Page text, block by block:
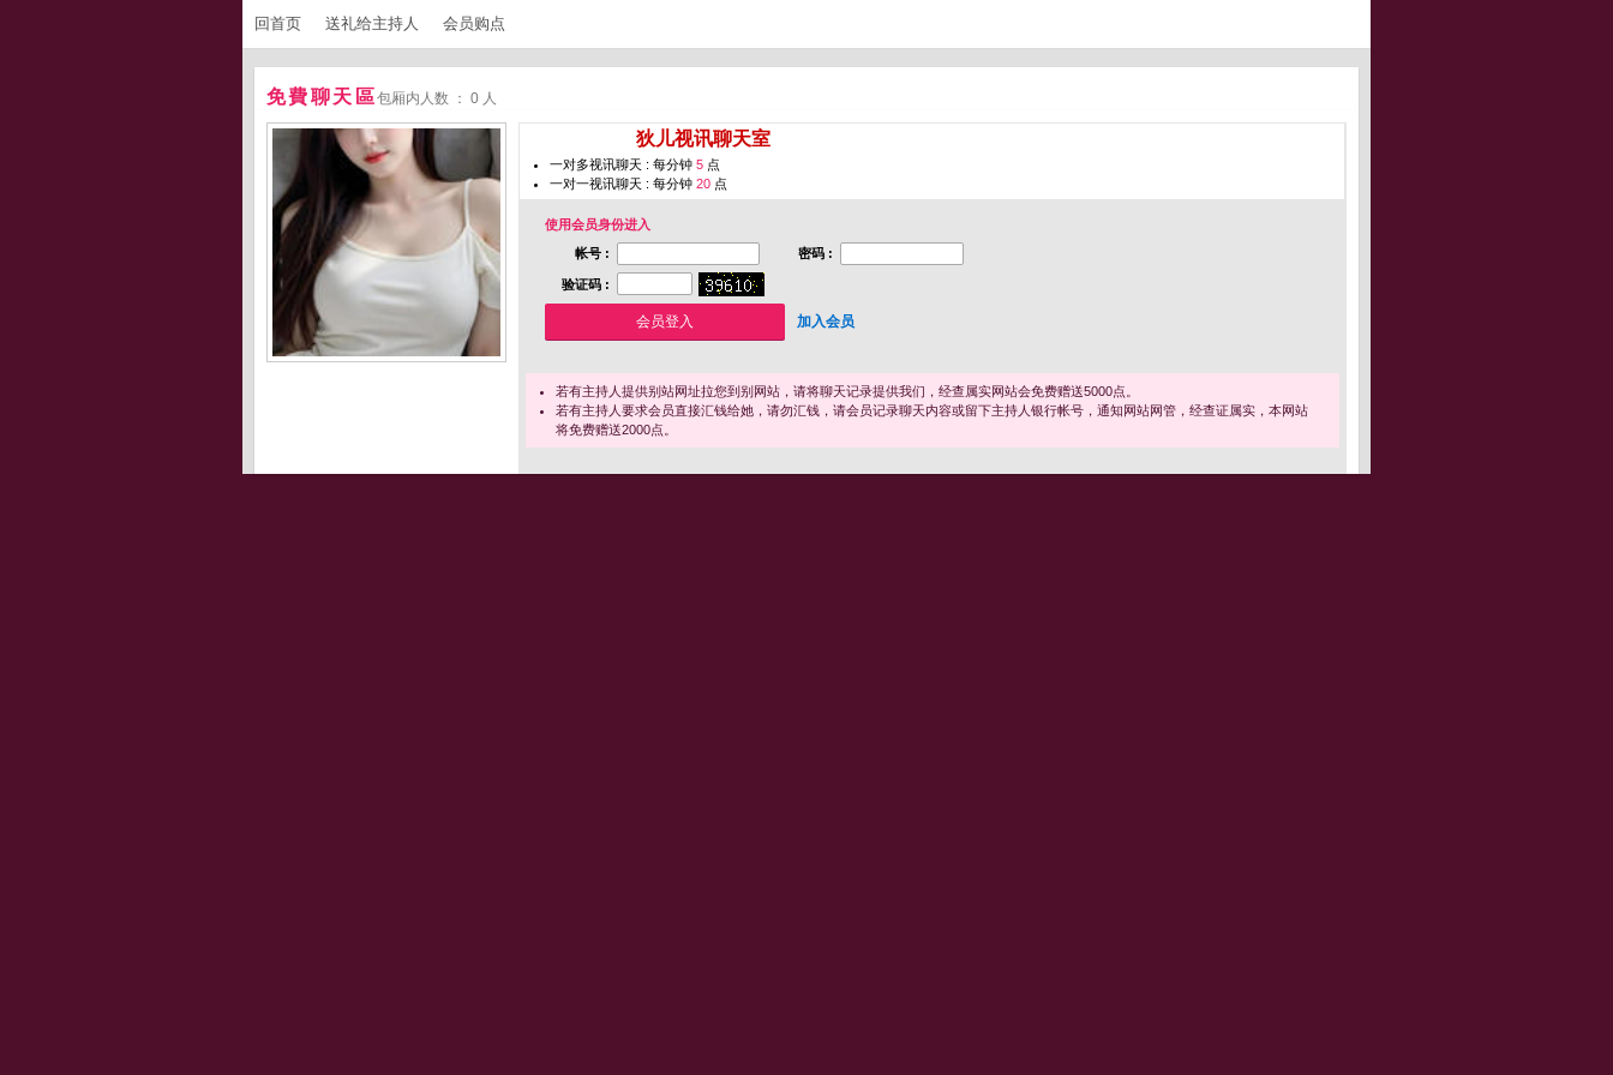
回首页 送礼给主持人 会员购点
免費聊天區包厢内人数 ： 0 人
狄儿视讯聊天室
一对多视讯聊天 : 每分钟 5 点
一对一视讯聊天 : 每分钟 20 点
使用会员身份进入
帐号 :
密码 :
验证码 :
加入会员
若有主持人提供别站网址拉您到别网站，请将聊天记录提供我们，经查属实网站会免费赠送5000点。
若有主持人要求会员直接汇钱给她，请勿汇钱，请会员记录聊天内容或留下主持人银行帐号，通知网站网管，经查证属实，本网站
将免费赠送2000点。